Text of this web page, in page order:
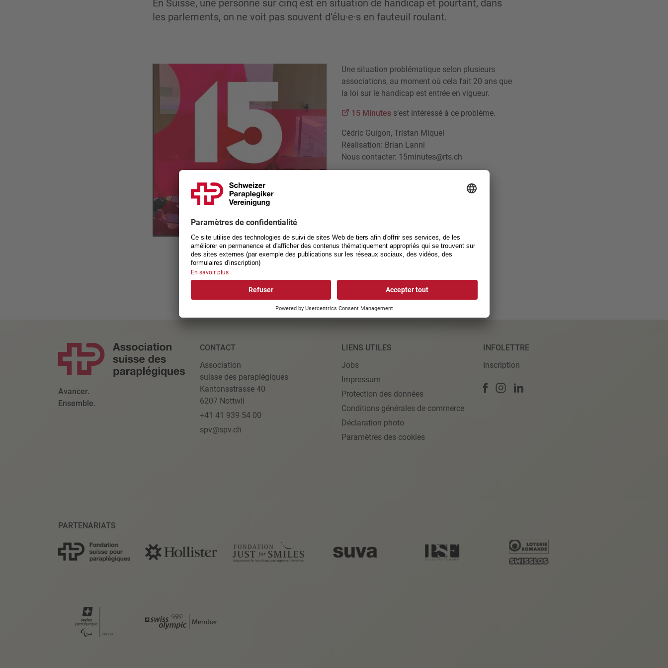
En Suisse, une personne sur cinq est en situation de handicap et pourtant, dans
les parlements, on ne voit pas souvent d’élu·e·s en fauteuil roulant.
Une situation problématique selon plusieurs
associations, au moment où cela fait 20 ans que
la loi sur le handicap est entrée en vigueur.
15 Minutes s’est intéressé à ce problème.
Cédric Guigon, Tristan Miquel
Réalisation: Brian Lanni
Nous contacter: 15minutes@rts.ch
Avancer.
Ensemble.
CONTACT
Association
suisse des paraplégiques
Kantonsstrasse 40
6207 Nottwil
+41 41 939 54 00
spv@spv.ch
LIENS UTILES
Jobs
Impressum
Protection des données
Conditions générales de commerce
Déclaration photo
Paramètres des cookies
INFOLETTRE
Inscription
PARTENARIATS